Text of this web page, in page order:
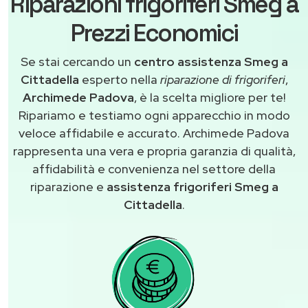
Prezzi Economici
Se stai cercando un centro assistenza Smeg a
Cittadella esperto nella riparazione di frigoriferi,
Archimede Padova, è la scelta migliore per te!
Ripariamo e testiamo ogni apparecchio in modo
veloce affidabile e accurato. Archimede Padova
rappresenta una vera e propria garanzia di qualità,
affidabilità e convenienza nel settore della
riparazione e assistenza frigoriferi Smeg a
Cittadella.